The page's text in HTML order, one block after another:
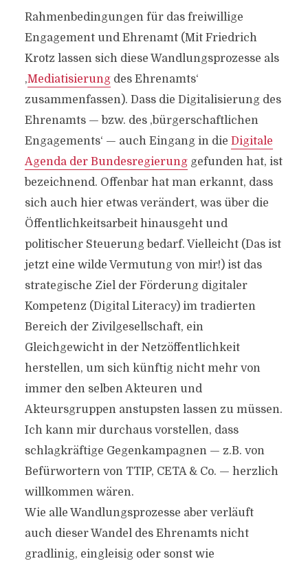
Rahmenbedingungen für das freiwillige
Engagement und Ehrenamt (Mit Friedrich
Krotz lassen sich diese Wandlungsprozesse als
‚Mediatisierungdes Ehrenamts‘
zusammenfassen). Dass die Digitalisierung des
Ehrenamts — bzw. des ‚bürgerschaftlichen
Engagements‘ — auch Eingang in die Digitale
Agenda der Bundesregierunggefunden hat, ist
bezeichnend. Offenbar hat man erkannt, dass
sich auch hier etwas verändert, was über die
Öffentlichkeitsarbeit hinausgeht und
politischer Steuerung bedarf. Vielleicht (Das ist
jetzt eine wilde Vermutung von mir!) ist das
strategische Ziel der Förderung digitaler
Kompetenz (Digital Literacy) im tradierten
Bereich der Zivilgesellschaft, ein
Gleichgewicht in der Netzöffentlichkeit
herstellen, um sich künftig nicht mehr von
immer den selben Akteuren und
Akteursgruppen anstupsten lassen zu müssen.
Ich kann mir durchaus vorstellen, dass
schlagkräftige Gegenkampagnen — z.B. von
Befürwortern von TTIP, CETA & Co. — herzlich
willkommen wären.
Wie alle Wandlungsprozesse aber verläuft
auch dieser Wandel des Ehrenamts nicht
gradlinig, eingleisig oder sonst wie